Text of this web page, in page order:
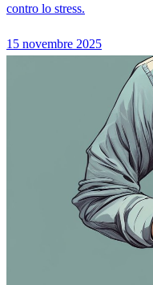
contro lo stress.
15 novembre 2025